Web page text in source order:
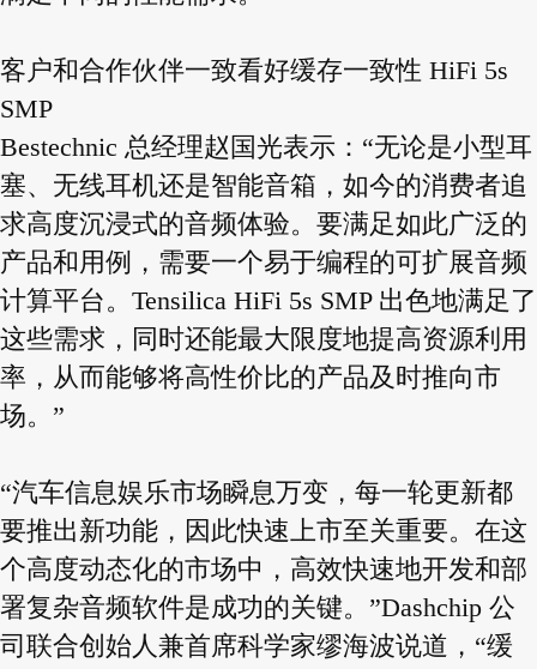
客户和合作伙伴一致看好缓存一致性 HiFi 5s
SMP
Bestechnic 总经理赵国光表示：“无论是小型耳
塞、无线耳机还是智能音箱，如今的消费者追
求高度沉浸式的音频体验。要满足如此广泛的
产品和用例，需要一个易于编程的可扩展音频
计算平台。Tensilica HiFi 5s SMP 出色地满足了
这些需求，同时还能最大限度地提高资源利用
率，从而能够将高性价比的产品及时推向市
场。”
“汽车信息娱乐市场瞬息万变，每一轮更新都
要推出新功能，因此快速上市至关重要。在这
个高度动态化的市场中，高效快速地开发和部
署复杂音频软件是成功的关键。”Dashchip 公
司联合创始人兼首席科学家缪海波说道，“缓